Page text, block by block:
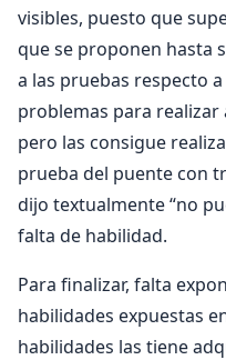
visibles, puesto que
que se proponen hasta
a las pruebas respecto
problemas para realizar
pero las consigue
prueba del puente con
dijo textualmente “no
falta de habilidad.
Para finalizar, falta
habilidades expuestas
habilidades las tiene